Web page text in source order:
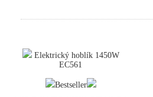
Elektrický hoblík 1450W
EC561
Bestseller